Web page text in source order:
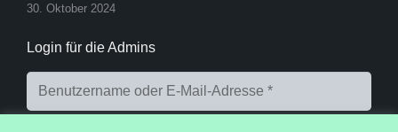
30. Oktober 2024
Login für die Admins